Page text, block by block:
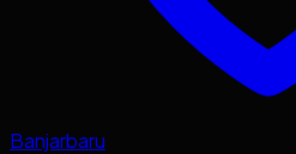
Banjarbaru